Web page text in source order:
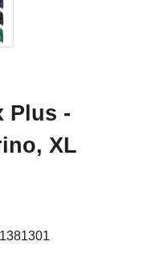
Plus -
XL